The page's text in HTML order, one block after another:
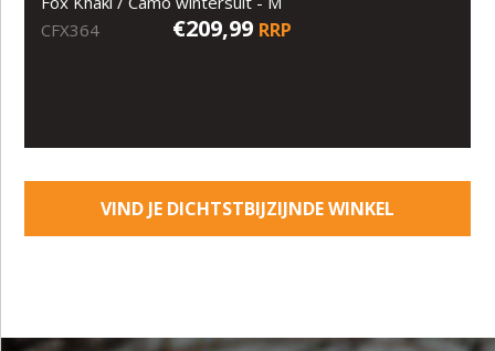
CFX364
€209,99 RRP
VIND JE DICHTSTBIJZIJNDE WINKEL